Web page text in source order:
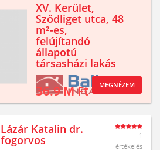
XV. Kerület,
Sződliget utca, 48
m²-es,
felújítandó
állapotú
társasházi lakás
36.9 M Ft MEGNÉZEM
Lázár Katalin dr.
fogorvos
1
értékelés